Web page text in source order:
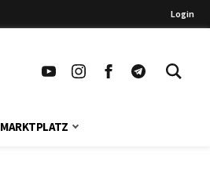
Login
MARKTPLATZ